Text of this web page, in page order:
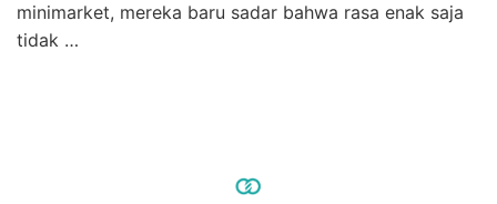
minimarket, mereka baru sadar bahwa rasa enak saja
tidak …